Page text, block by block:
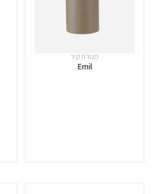
מנורת קיר
Emil